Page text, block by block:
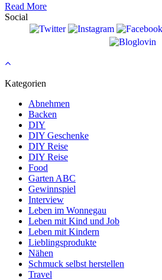
Read More
Social
Kategorien
Abnehmen
Backen
DIY
DIY Geschenke
DIY Reise
DIY Reise
Food
Garten ABC
Gewinnspiel
Interview
Leben im Wonnegau
Leben mit Kind und Job
Leben mit Kindern
Lieblingsprodukte
Nähen
Schmuck selbst herstellen
Travel